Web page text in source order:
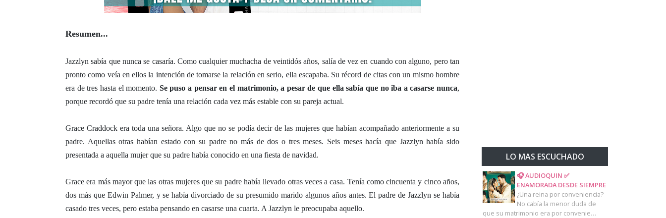
Resumen...
Jazzlyn sabía que nunca se casaría. Como cualquier muchacha de veintidós años, salía de vez en cuando con alguno, pero tan
pronto como veía en ellos la intención de tomarse la relación en serio, ella escapaba. Su récord de citas con un mismo hombre
era de tres hasta el momento. Se puso a pensar en el matrimonio, a pesar de que ella sabía que no iba a casarse nunca,
porque recordó que su padre tenía una relación cada vez más estable con su pareja actual.
Grace Craddock era toda una señora. Algo que no se podía decir de las mujeres que habían acompañado anteriormente a su
padre. Aquellas otras habían estado con su padre no más de dos o tres meses. Seis meses hacía que Jazzlyn había sido
presentada a aquella mujer que su padre había conocido en una fiesta de navidad.
Grace era más mayor que las otras mujeres que su padre había llevado otras veces a casa. Tenía como cincuenta y cinco años,
dos más que Edwin Palmer, y se había divorciado de su presumido marido algunos años antes. El padre de Jazzlyn se había
casado tres veces, pero estaba pensando en casarse una cuarta. A Jazzlyn le preocupaba aquello.
LO MAS ESCUCHADO
🎧 AUDIOQUIN ✅
ENAMORADA DESDE SIEMPRE
¿Una reina por conveniencia?
No cabía la menor duda de
que su matrimonio era por convenie…